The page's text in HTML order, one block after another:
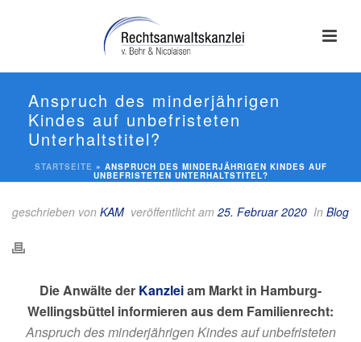
Anspruch des minderjährigen
Kindes auf unbefristeten
Unterhaltstitel?
STARTSEITE » ANSPRUCH DES MINDERJÄHRIGEN KINDES AUF
UNBEFRISTETEN UNTERHALTSTITEL?
geschrieben von KAM veröffentlicht am 25. Februar 2020 In Blog
Die Anwälte der Kanzleiam Markt in Hamburg-
Wellingsbüttel informieren aus dem Familienrecht:
Anspruch des minderjährigen Kindes auf unbefristeten